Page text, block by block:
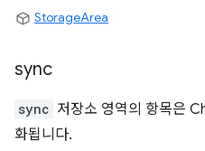
StorageArea
sync
sync 저장소 영역의 항목은
화됩니다.